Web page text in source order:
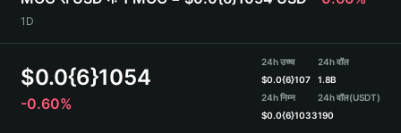
Bahasa Indonesia
Español
1D
$0.0{6}1054
-0.60%
24h उच्च
$0.0{6}107
24h निम्न
$0.0{6}1033
24h वॉल
1.8B
24h वॉल(USDT)
190